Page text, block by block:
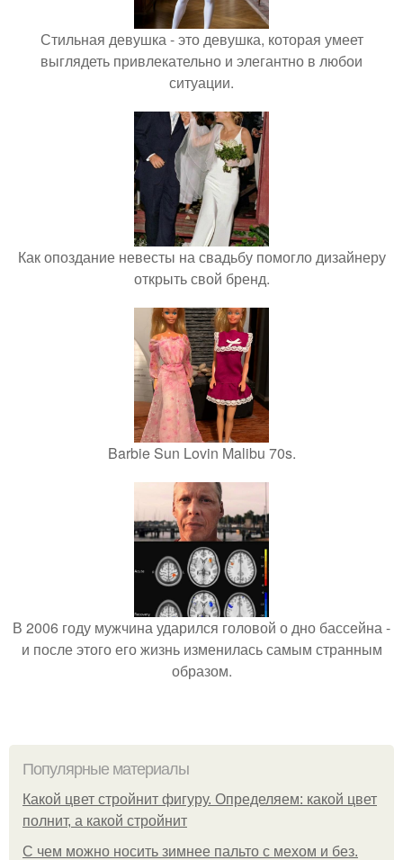
Стильная девушка - это девушка, которая умеет
выглядеть привлекательно и элегантно в любои
ситуации.
Как опоздание невесты на свадьбу помогло дизайнеру
открыть свой бренд.
Barbie Sun Lovin Malibu 70s.
В 2006 году мужчина ударился головой о дно бассейна -
и после этого его жизнь изменилась самым странным
образом.
Популярные материалы
Какой цвет стройнит фигуру. Определяем: какой цвет
полнит, а какой стройнит
C чем можно носить зимнее пальто с мехом и без.